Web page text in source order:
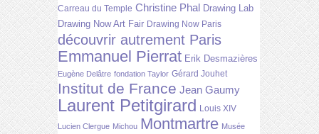
Carreau du Temple Christine Phal Drawing Lab
Drawing Now Art Fair Drawing Now Paris
découvrir autrement Paris
Emmanuel Pierrat Erik Desmazières
Eugène Delâtre fondation Taylor Gérard Jouhet
Institut de France Jean Gaumy
Laurent Petitgirard Louis XIV
Lucien Clergue Michou Montmartre Musée